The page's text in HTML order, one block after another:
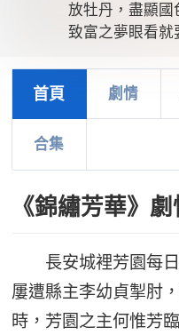
放牡丹，盡顯國
致富之夢眼看就
首頁 劇情
合集
《錦繡芳華》
長安城裡芳園每
屢遭縣主李幼貞掣肘
時，芳園之主何惟芳